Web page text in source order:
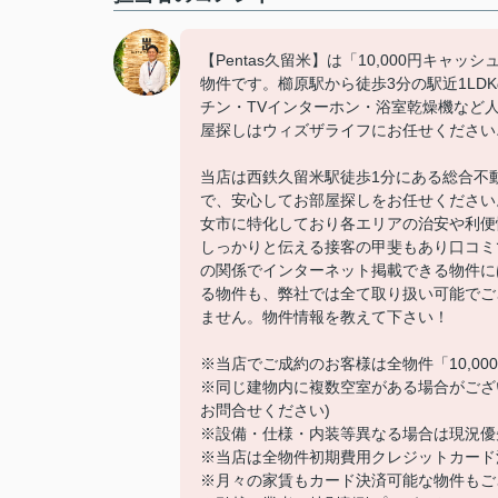
【Pentas久留米】は「10,000円キャッ
物件です。櫛原駅から徒歩3分の駅近
チン・TVインターホン・浴室乾燥機など
屋探しはウィズザライフにお任せください
当店は西鉄久留米駅徒歩1分にある総合
で、安心してお部屋探しをお任せくださ
女市に特化しており各エリアの治安や利
しっかりと伝える接客の甲斐もあり口コ
の関係でインターネット掲載できる物件
る物件も、弊社では全て取り扱い可能で
ません。物件情報を教えて下さい！
※当店でご成約のお客様は全物件「
※同じ建物内に複数空室がある場合がご
お問合せください)
※設備・仕様・内装等異なる場合は現況
※当店は全物件初期費用クレジットカー
※月々の家賃もカード決済可能な物件も